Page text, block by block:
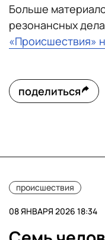
Больше
резонансных
«Происшествия»
поделиться
происшествия
08 ЯНВАРЯ 2026 18:34